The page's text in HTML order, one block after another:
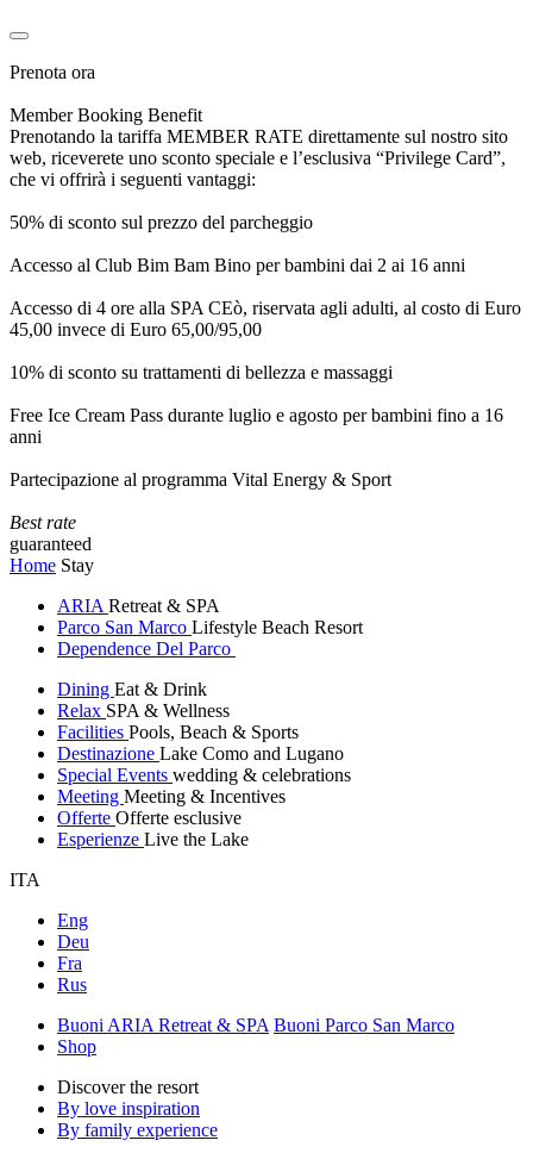
Prenota ora
Member Booking Benefit
Prenotando la tariffa MEMBER RATE direttamente sul nostro sito
web, riceverete uno sconto speciale e l’esclusiva “Privilege Card”,
che vi offrirà i seguenti vantaggi:
50% di sconto sul prezzo del parcheggio
Accesso al Club Bim Bam Bino per bambini dai 2 ai 16 anni
Accesso di 4 ore alla SPA CEò, riservata agli adulti, al costo di Euro
45,00 invece di Euro 65,00/95,00
10% di sconto su trattamenti di bellezza e massaggi
Free Ice Cream Pass durante luglio e agosto per bambini fino a 16
anni
Partecipazione al programma Vital Energy & Sport
Best rate
guaranteed
Home Stay
ARIA Retreat & SPA
Parco San Marco Lifestyle Beach Resort
Dependence Del Parco
Dining Eat & Drink
Relax SPA & Wellness
Facilities Pools, Beach & Sports
Destinazione Lake Como and Lugano
Special Events wedding & celebrations
Meeting Meeting & Incentives
Offerte Offerte esclusive
Esperienze Live the Lake
ITA
Eng
Deu
Fra
Rus
Buoni ARIA Retreat & SPA Buoni Parco San Marco
Shop
Discover the resort
By love inspiration
By family experience